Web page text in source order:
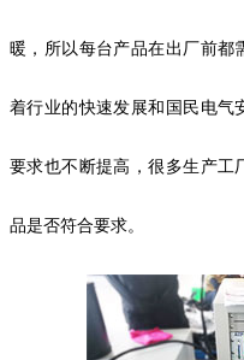
暖，所以每台产品在出厂前都
着行业的快速发展和国民电气
要求也不断提高，很多生产工
品是否符合要求。